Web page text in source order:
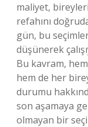
maliyet,
refahını
gün, bu
düşünerek
Bu kavram,
hem de her
durumu
son aşamaya
olmayan bir